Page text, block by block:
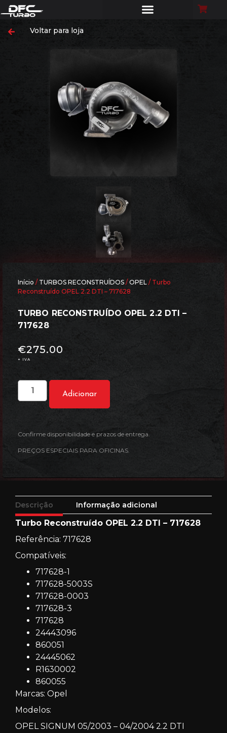
Voltar para loja
Início / TURBOS RECONSTRUÍDOS / OPEL / Turbo
Reconstruído OPEL 2.2 DTI – 717628
TURBO RECONSTRUÍDO OPEL 2.2 DTI –
717628
€275.00
+ IVA
Adicionar
Confirme disponibilidade e prazos de entrega.
PREÇOS ESPECIAIS PARA OFICINAS.
Descrição Informação adicional
Turbo Reconstruído OPEL 2.2 DTI – 717628
Referência: 717628
Compatíveis:
717628-1
717628-5003S
717628-0003
717628-3
717628
24443096
860051
24445062
R1630002
860055
Marcas: Opel
Modelos:
OPEL SIGNUM 05/2003 – 04/2004 2.2 DTI